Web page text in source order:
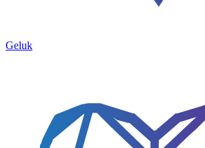
Geluk